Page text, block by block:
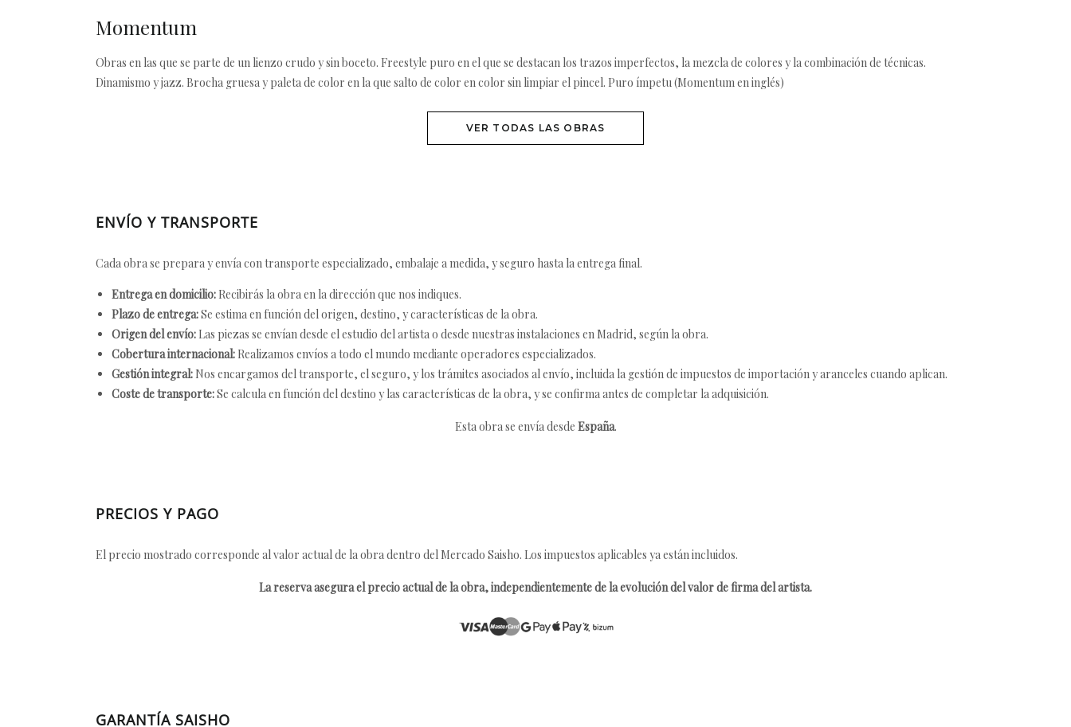
Momentum
Obras en las que se parte de un lienzo crudo y sin boceto. Freestyle puro en el que se destacan los trazos imperfectos, la mezcla de colores y la combinación de técnicas.
Dinamismo y jazz. Brocha gruesa y paleta de color en la que salto de color en color sin limpiar el pincel. Puro ímpetu (Momentum en inglés)
VER TODAS LAS OBRAS
ENVÍO Y TRANSPORTE
Cada obra se prepara y envía con transporte especializado, embalaje a medida, y seguro hasta la entrega final.
Entrega en domicilio: Recibirás la obra en la dirección que nos indiques.
Plazo de entrega:Se estima en función del origen, destino, y características de la obra.
Origen del envío: Las piezas se envían desde el estudio del artista o desde nuestras instalaciones en Madrid, según la obra.
Cobertura internacional: Realizamos envíos a todo el mundo mediante operadores especializados.
Gestión integral: Nos encargamos del transporte, el seguro, y los trámites asociados al envío, incluida la gestión de impuestos de importación y aranceles cuando aplican.
Coste de transporte:Se calcula en función del destino y las características de la obra, y se confirma antes de completar la adquisición.
Esta obra se envía desde España.
PRECIOS Y PAGO
El precio mostrado corresponde al valor actual de la obra dentro del Mercado Saisho. Los impuestos aplicables ya están incluidos.
La reserva asegura el precio actual de la obra, independientemente de la evolución del valor de firma del artista.
GARANTÍA SAISHO